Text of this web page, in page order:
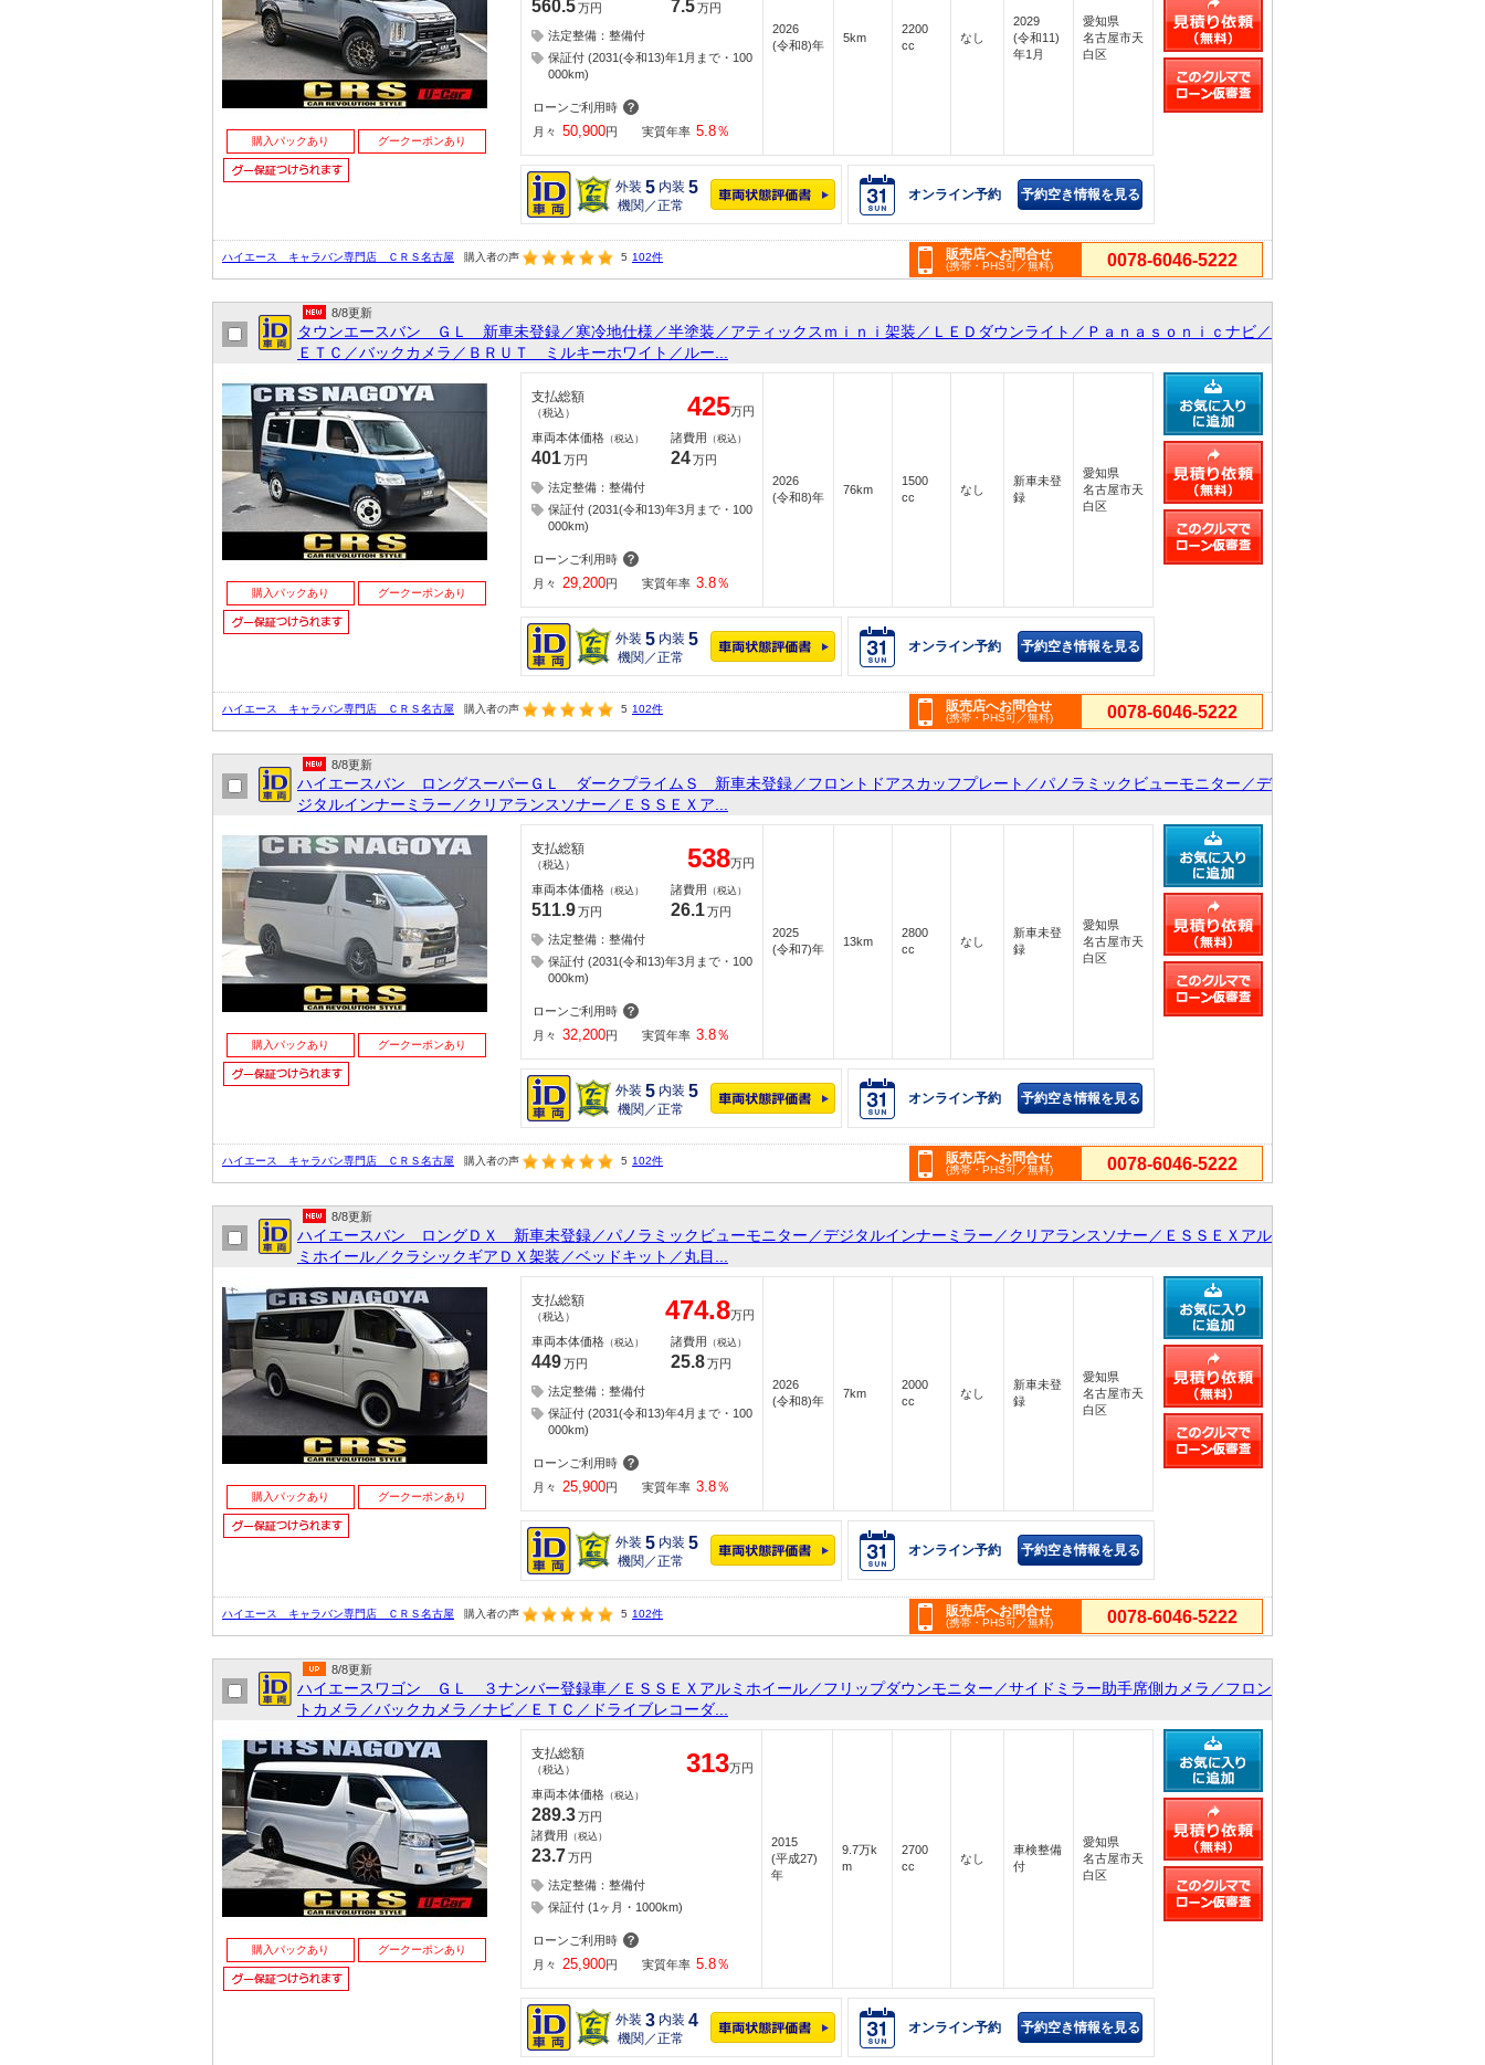
購入パックあり グークーポンあり
560.5万円 7.5万円
法定整備：整備付
保証付 (2031(令和13)年1月まで・100
000km)
ローンご利用時
月々 50,900円 実質年率 5.8％
2026
(令和8)年
5km
2200
cc
なし
2029
(令和11)
年1月
愛知県
名古屋市天
白区
外装 5 内装 5
機関／正常
オンライン予約 予約空き情報を見る
ハイエース キャラバン専門店 ＣＲＳ名古屋 購入者の声 5 102件 販売店へお問合せ
(携帯・PHS可／無料) 0078-6046-5222
8/8更新
タウンエースバン ＧＬ 新車未登録／寒冷地仕様／半塗装／アティックスｍｉｎｉ架装／ＬＥＤダウンライト／Ｐａｎａｓｏｎｉｃナビ／
ＥＴＣ／バックカメラ／ＢＲＵＴ ミルキーホワイト／ルー...
購入パックあり グークーポンあり
支払総額
（税込） 425万円
車両本体価格 （税込）
401万円
諸費用 （税込）
24万円
法定整備：整備付
保証付 (2031(令和13)年3月まで・100
000km)
ローンご利用時
月々 29,200円 実質年率 3.8％
2026
(令和8)年
76km
1500
cc
なし
新車未登
録
愛知県
名古屋市天
白区
外装 5 内装 5
機関／正常
オンライン予約 予約空き情報を見る
ハイエース キャラバン専門店 ＣＲＳ名古屋 購入者の声 5 102件 販売店へお問合せ
(携帯・PHS可／無料) 0078-6046-5222
8/8更新
ハイエースバン ロングスーパーＧＬ ダークプライムＳ 新車未登録／フロントドアスカッフプレート／パノラミックビューモニター／デ
ジタルインナーミラー／クリアランスソナー／ＥＳＳＥＸア...
購入パックあり グークーポンあり
支払総額
（税込） 538万円
車両本体価格 （税込）
511.9万円
諸費用 （税込）
26.1万円
法定整備：整備付
保証付 (2031(令和13)年3月まで・100
000km)
ローンご利用時
月々 32,200円 実質年率 3.8％
2025
(令和7)年
13km
2800
cc
なし
新車未登
録
愛知県
名古屋市天
白区
外装 5 内装 5
機関／正常
オンライン予約 予約空き情報を見る
ハイエース キャラバン専門店 ＣＲＳ名古屋 購入者の声 5 102件 販売店へお問合せ
(携帯・PHS可／無料) 0078-6046-5222
8/8更新
ハイエースバン ロングＤＸ 新車未登録／パノラミックビューモニター／デジタルインナーミラー／クリアランスソナー／ＥＳＳＥＸアル
ミホイール／クラシックギアＤＸ架装／ベッドキット／丸目...
購入パックあり グークーポンあり
支払総額
（税込） 474.8万円
車両本体価格 （税込）
449万円
諸費用 （税込）
25.8万円
法定整備：整備付
保証付 (2031(令和13)年4月まで・100
000km)
ローンご利用時
月々 25,900円 実質年率 3.8％
2026
(令和8)年
7km
2000
cc
なし
新車未登
録
愛知県
名古屋市天
白区
外装 5 内装 5
機関／正常
オンライン予約 予約空き情報を見る
ハイエース キャラバン専門店 ＣＲＳ名古屋 購入者の声 5 102件 販売店へお問合せ
(携帯・PHS可／無料) 0078-6046-5222
8/8更新
ハイエースワゴン ＧＬ ３ナンバー登録車／ＥＳＳＥＸアルミホイール／フリップダウンモニター／サイドミラー助手席側カメラ／フロン
トカメラ／バックカメラ／ナビ／ＥＴＣ／ドライブレコーダ...
購入パックあり グークーポンあり
支払総額
（税込） 313万円
車両本体価格 （税込）
289.3万円
諸費用 （税込）
23.7万円
法定整備：整備付
保証付 (1ヶ月・1000km)
ローンご利用時
月々
25,900円 実質年率 5.8％
2015
(平成27)
年
9.7万k
m
2700
cc
なし
車検整備
付
愛知県
名古屋市天
白区
外装 3 内装 4
機関／正常
オンライン予約 予約空き情報を見る